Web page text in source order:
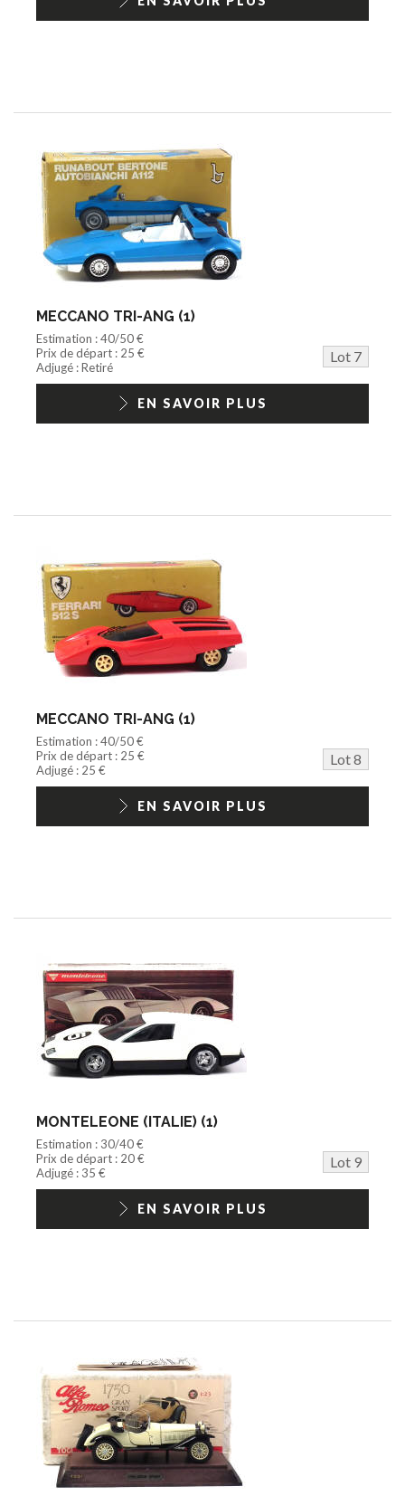
MECCANO TRI-ANG (1)
Estimation : 40/50 €
Prix de départ : 25 €
Lot 7
Adjugé : Retiré
EN SAVOIR PLUS
MECCANO TRI-ANG (1)
Estimation : 40/50 €
Prix de départ : 25 €
Lot 8
Adjugé : 25 €
EN SAVOIR PLUS
MONTELEONE (ITALIE) (1)
Estimation : 30/40 €
Prix de départ : 20 €
Lot 9
Adjugé : 35 €
EN SAVOIR PLUS